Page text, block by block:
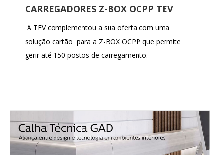
CARREGADORES Z-BOX OCPP TEV
A TEV complementou a sua oferta com uma
solução cartão para a Z-BOX OCPP que permite
gerir até 150 postos de carregamento.